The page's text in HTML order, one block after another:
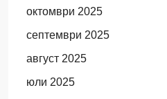
октомври 2025
септември 2025
август 2025
юли 2025